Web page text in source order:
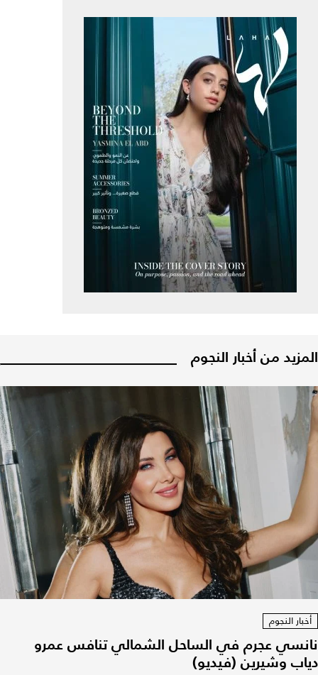
المزيد من أخبار النجوم
أخبار النجوم
نانسي عجرم في الساحل الشمالي تنافس عمرو
دياب وشيرين (فيديو)